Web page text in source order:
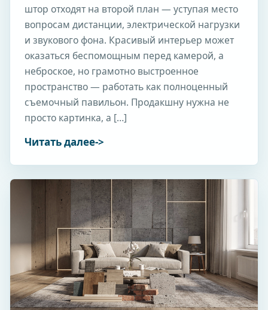
штор отходят на второй план — уступая место
вопросам дистанции, электрической нагрузки
и звукового фона. Красивый интерьер может
оказаться беспомощным перед камерой, а
неброское, но грамотно выстроенное
пространство — работать как полноценный
съемочный павильон. Продакшну нужна не
просто картинка, а […]
Читать далее